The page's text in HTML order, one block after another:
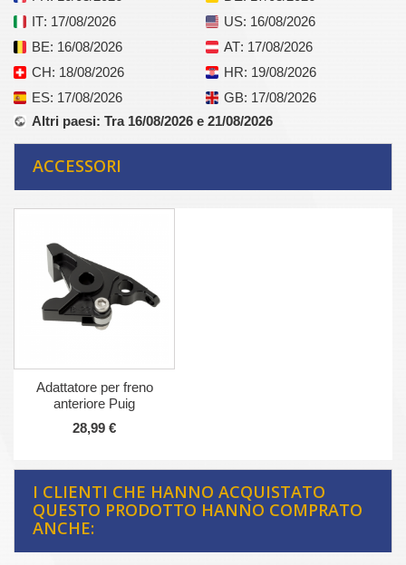
IT: 17/08/2026 US: 16/08/2026
BE: 16/08/2026 AT: 17/08/2026
CH: 18/08/2026 HR: 19/08/2026
ES: 17/08/2026 GB: 17/08/2026
Altri paesi: Tra 16/08/2026 e 21/08/2026
ACCESSORI
Adattatore per freno
anteriore Puig
28,99 €
I CLIENTI CHE HANNO ACQUISTATO
QUESTO PRODOTTO HANNO COMPRATO
ANCHE: